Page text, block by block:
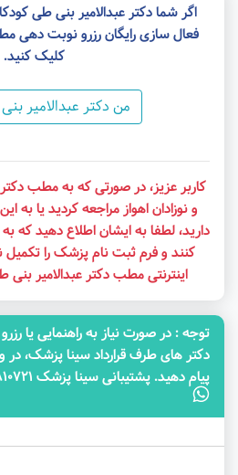
اگر شما دکتر عبدالامیر بنی طی
فعال سازی رایگان رزرو نوبت دهی
کلیک کنید.
من دکتر عبدالامیر
کاربر عزیز، در صورتی که به مطب
و نوزادان اهواز مراجعه کردید یا
دارید، لطفا به ایشان اطلاع دهید
کنند و فرم ثبت نام پزشک را تکمیل
اینترنتی مطب دکتر عبدالامیر
توجه‌ : در صورت نیاز به راهنمایی یا
پیام دهید. پشتیبانی سینا پزشک 09178810721 / 09301810721